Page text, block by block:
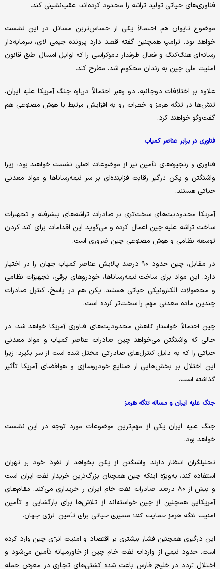
فناوری‌های حیاتی تولید تراشه را محدود کرده‌اند، عقب‌نشینی کند.
موضوع تایوان هم احتمالاً یکی از حساس‌ترین مسائل در این نشست
خواهد بود. ترامپ همچنین گفته قصد دارد پرونده جیمی لای، سرمایه‌دار
رسانه‌ای هنگ‌کنگ و فعال طرفدار دموکراسی را که اوایل امسال طبق قانون
امنیت ملی چین به زندان محکوم شد، مطرح کند.
علاوه بر اختلافات دوجانبه، دو رهبر احتمالاً درباره جنگ آمریکا علیه ایران،
تنش‌ها در تنگه هرمز و خطرات رو به افزایش مرتبط با هوش مصنوعی هم
گفت‌وگو خواهند کرد.
فناوری در برابر عناصر کمیاب
فناوری و زنجیره‌های تأمین نیز از موضوعات اصلی نشست خواهند بود، زیرا
واشنگتن و پکن درگیر رقابت فزاینده‌ای بر سر نیمه‌رساناها و مواد معدنی
حیاتی هستند.
آمریکا محدودیت‌های سخت‌تری بر صادرات تراشه‌های پیشرفته و تجهیزات
ساخت تراشه علیه چین اعمال کرده و می‌گوید این اقدامات برای کند کردن
توسعه نظامی و هوش مصنوعی چین ضروری است.
در مقابل، چین حدود ۹۰ درصد پالایش عناصر کمیاب جهان را در اختیار
دارد. این مواد برای ساخت نیمه‌رساناها، خودروهای برقی، تجهیزات نظامی
و محصولات الکترونیکی حیاتی هستند. پکن هم در پاسخ، کنترل صادرات
چندین ماده معدنی مهم را سخت‌تر کرده است.
چین احتمالاً خواستار کاهش محدودیت‌های فناوری آمریکا خواهد شد، در
حالی که واشنگتن می‌خواهد چین صادرات عناصر کمیاب و مواد معدنی
حیاتی را که به دلیل کنترل‌های صادراتی مختل شده است از سر بگیرد؛ زیرا
این اختلال بر بخش‌هایی از صنایع خودروسازی و هوافضای آمریکا تأثیر
گذاشته است.
جنگ علیه ایران و مساله تنگه هرمز
جنگ علیه ایران یکی از مهم‌ترین موضوعات مورد توجه در این نشست
خواهد بود.
تحلیلگران انتظار دارند واشنگتن از پکن بخواهد از نفوذ خود بر تهران
استفاده کند، به‌ویژه اینکه چین همچنان بزرگ‌ترین خریدار نفت ایران است
و بیش از ۸۰ درصد صادرات نفت خام ایران را خریداری می‌کند. مقام‌های
آمریکایی همچنین از چین خواسته‌اند از تلاش‌ها برای بازگشایی و تأمین
امنیت تنگه هرمز حمایت کند؛ مسیری حیاتی برای تأمین انرژی جهان.
این درگیری همچنین فشار بیشتری بر اقتصاد و امنیت انرژی چین وارد کرده
است. حدود نیمی از واردات نفت خام چین از خاورمیانه تأمین می‌شود و
اختلال تردد در خلیج فارس باعث شده کشتی‌های تجاری در معرض حمله